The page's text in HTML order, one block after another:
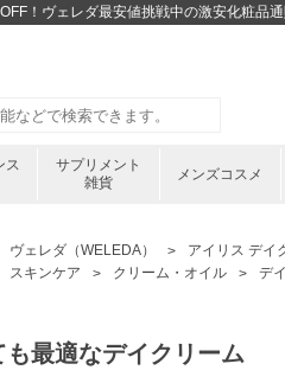
！ヴェレダ最安値挑戦中の激安化粧品通
ス
サプリメント
雑貨
メンズコスメ
ヴェレダ（WELEDA）
アイリス デイ
スキンケア クリーム・オイル デ
最適なデイクリーム